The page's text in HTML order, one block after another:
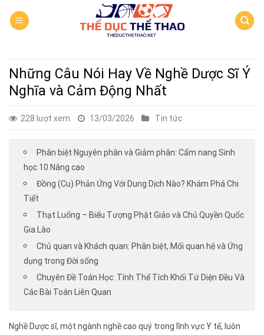
Những Câu Nói Hay Về Nghề Dược Sĩ Ý
Nghĩa và Cảm Động Nhất
228 lượt xem 13/03/2026 Tin tức
Phân biệt Nguyên phân và Giảm phân: Cẩm nang Sinh
học 10 Nâng cao
Đồng (Cu) Phản Ứng Với Dung Dịch Nào? Khám Phá Chi
Tiết
Thạt Luổng – Biểu Tượng Phật Giáo và Chủ Quyền Quốc
Gia Lào
Chủ quan và Khách quan: Phân biệt, Mối quan hệ và Ứng
dụng trong Đời sống
Chuyên Đề Toán Học: Tính Thể Tích Khối Tứ Diện Đều Và
Các Bài Toán Liên Quan
Nghề Dược sĩ, một ngành nghề cao quý trong lĩnh vực Y tế, luôn